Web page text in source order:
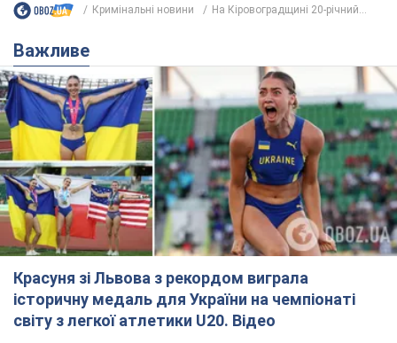
Кримінальні новини На Кіровоградщині 20-річний...
Важливе
Красуня зі Львова з рекордом виграла
історичну медаль для України на чемпіонаті
світу з легкої атлетики U20. Відео